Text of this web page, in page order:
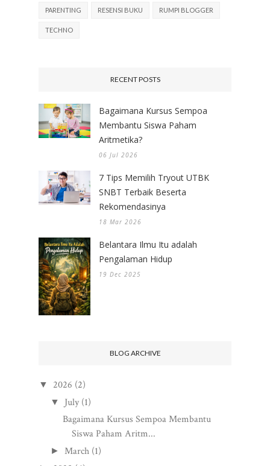
PARENTING RESENSI BUKU RUMPI BLOGGER
TECHNO
RECENT POSTS
Bagaimana Kursus Sempoa
Membantu Siswa Paham
Aritmetika?
06 Jul 2026
7 Tips Memilih Tryout UTBK
SNBT Terbaik Beserta
Rekomendasinya
18 Mar 2026
Belantara Ilmu Itu adalah
Pengalaman Hidup
19 Dec 2025
BLOG ARCHIVE
▼ 2026 (2)
▼ July (1)
Bagaimana Kursus Sempoa Membantu
Siswa Paham Aritm...
► March (1)